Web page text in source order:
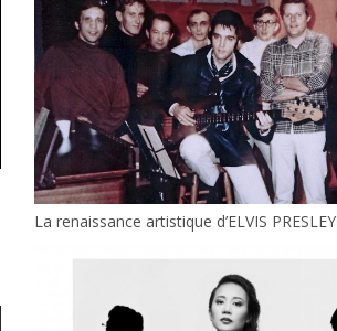
La renaissance artistique d’ELVIS PRESLEY